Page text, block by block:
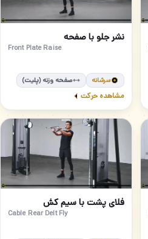
54
نشر جلو با صفحه
Front Plate Raise
سرشانه صفحه وزنه (پلیت)
مشاهده حرکت
56
فلای پشت با سیم کش
Cable Rear Delt Fly